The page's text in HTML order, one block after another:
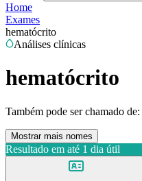
Home
Exames
hematócrito
Análises clínicas
hematócrito
Também pode ser chamado de:
Mostrar mais nomes
Resultado em até 1 dia útil